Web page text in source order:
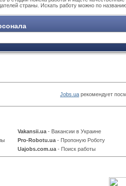
страны. Искать работу можно по
Jobs.ua рекомендует
Vakansii.ua - Вакансии в Украине
Pro-Robotu.ua - Пропоную Роботу
Uajobs.com.ua - Поиск работы